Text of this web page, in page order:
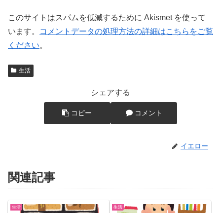
このサイトはスパムを低減するために Akismet を使って
います。
コメントデータの処理方法の詳細はこちらをご覧
ください。
生活
シェアする
コピー コメント
イエロー
関連記事
生活 生活